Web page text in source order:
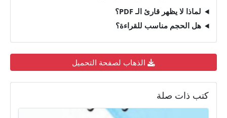
لماذا لا يظهر قارئ الـ PDF؟
هل الحجم مناسب للقراءة؟
الذهاب لصفحة التحميل
كتب ذات صلة